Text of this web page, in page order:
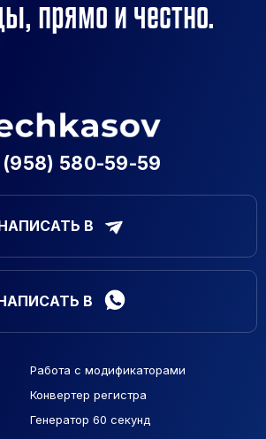
прямо и честно.
(958) 580-59-59
В
В
Работа с модификаторами
Конвертер регистра
Генератор 60 секунд
Подборка сайтов
Макеты Figma
База Яндекс Карты
Созданные сайты
Контекстная реклама